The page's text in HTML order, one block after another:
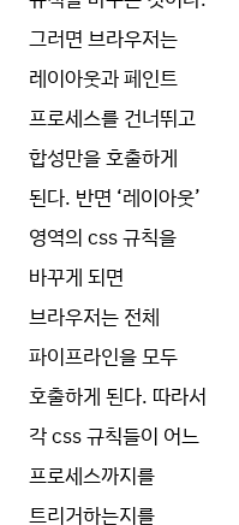
그러면 브라우저는
레이아웃과 페인트
프로세스를 건너뛰고
합성만을 호출하게
된다. 반면 ‘레이아웃’
영역의 css 규칙을
바꾸게 되면
브라우저는 전체
파이프라인을 모두
호출하게 된다. 따라서
각 css 규칙들이 어느
프로세스까지를
트리거하는지를